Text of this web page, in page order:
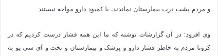
و مردم پشت درب بیمارستان نماندند، با کمبود دارو مواجه نیستند.
وی افزود: در آن گزارشات نوشته که ما این همه فشار درست کردیم که در
کرونا مردم به خاطر فشار دارو و پزشک و بیمارستان و تخت و آی سی یو به